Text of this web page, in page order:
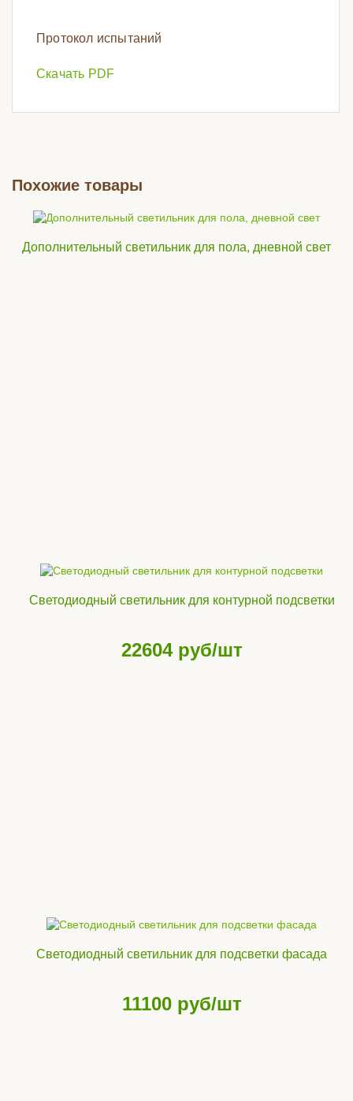
Протокол испытаний
Скачать PDF
Похожие товары
Дополнительный светильник для пола, дневной свет
Светодиодный светильник для контурной подсветки
22604 руб/шт
Светодиодный светильник для подсветки фасада
11100 руб/шт